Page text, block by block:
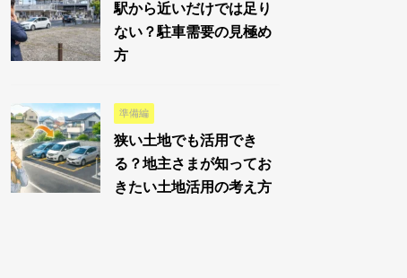
駅から近いだけでは足り
ない？駐車需要の見極め
方
準備編
狭い土地でも活用でき
る？地主さまが知ってお
きたい土地活用の考え方